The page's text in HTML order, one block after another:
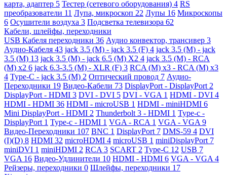
карта, адаптер 5 Тестер (сетевого оборудования) 4 RS
преобразователи 11 Лупа, микроскоп 22 Лупы 16 Микроскопы
6 Осушители воздуха 3 Подсветка телевизора 62
Кабели, шлейфы, переходники
USB Кабеля переходники 36 Аудио конвектор, трансивер 3
Аудио-Кабеля 43 jack 3.5 (M) - jack 3.5 (F) 4 jack 3.5 (M) - jack
3.5 (M) 13 jack 3.5 (M) - jack 6.5 (M) X2 4 jack 3.5 (M) - RCA
(M) x2 6 jack 6.3-3.5 (M) - XLR (F) 3 RCA (M) x3 - RCA (M) x3
4 Type-C - jack 3.5 (M) 2 Оптический провод 7 Аудио-
Переходники 19 Видео-Кабели 73 DisplayPort - DisplayPort 2
DisplayPort - HDMI 3 DVI - DVI 5 DVI - VGA 1 HDMI - DVI 4
HDMI - HDMI 36 HDMI - microUSB 1 HDMI - miniHDMI 6
Mini DisplayPort - HDMI 2 Thunderbolt 3 - HDMI 1 Type-c -
DisplayPort 1 Type-c - HDMI 1 VGA - RCA 1 VGA - VGA 9
Видео-Переходники 107 BNC 1 DisplayPort 7 DMS-59 4 DVI
(I)(D) 8 HDMI 32 microHDMI 4 microUSB 1 miniDisplayPort 7
miniDVI 1 miniHDMI 2 RCA 3 SCART 2 Type-C 12 USB 7
VGA 16 Видео-Удлинители 10 HDMI - HDMI 6 VGA - VGA 4
Рейзеры, переходники 0 Шлейфы, переходники 17